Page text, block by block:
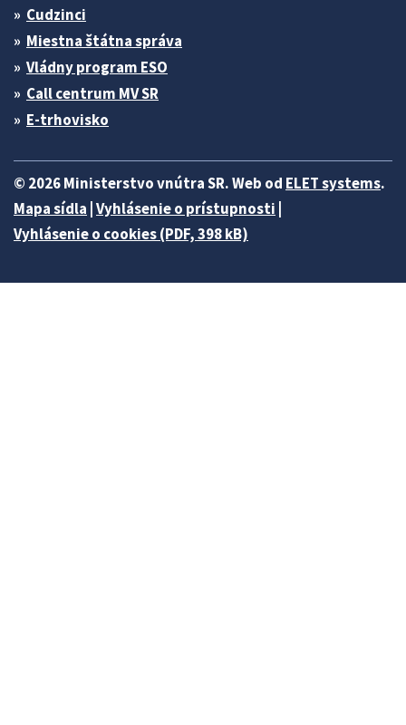
Cudzinci
Miestna štátna správa
Vládny program ESO
Call centrum MV SR
E-trhovisko
© 2026 Ministerstvo vnútra SR. Web od ELET systems.
Mapa sídla Vyhlásenie o prístupnosti
Vyhlásenie o cookies (PDF, 398 kB)